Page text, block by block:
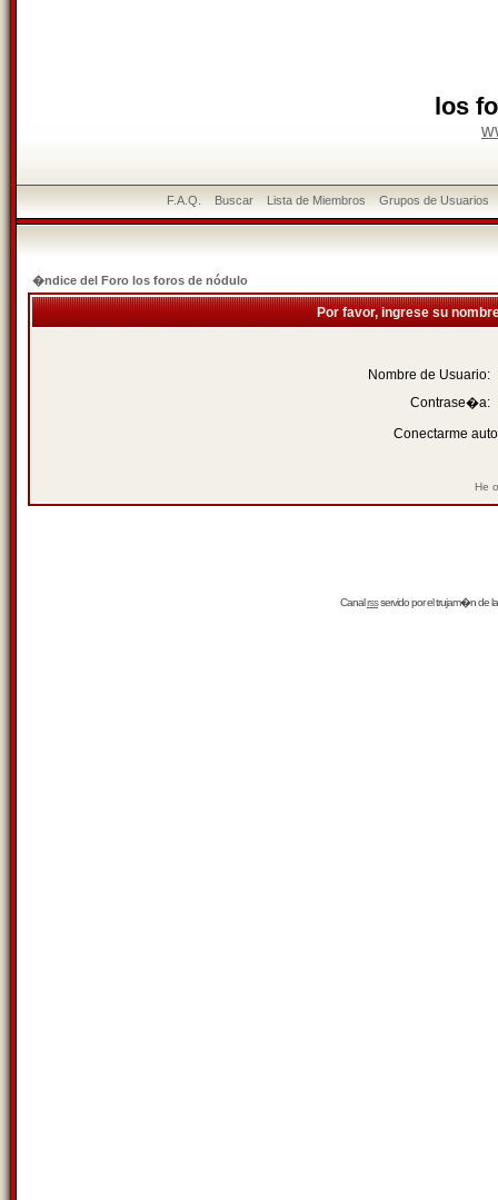
los
F.A.Q. Buscar Lista de Miembros Grupos de Usuarios
�ndice del Foro los foros de nódulo
Por favor, ingrese su
Nombre de Usuario:
Contrase�a:
Conectarme
He
Canalrssservido por eltrujam�nde